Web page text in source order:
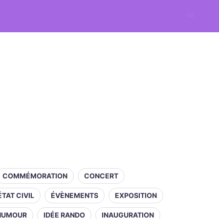
COMMÉMORATION CONCERT
CIVIL ÉVÈNEMENTS EXPOSITION
IDÉE RANDO INAUGURATION